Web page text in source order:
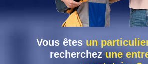
Vous êtes un
recherchezune